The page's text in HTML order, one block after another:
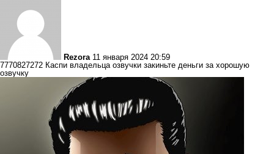
Rezora 11 января 2024 20:59
7770827272 Каспи владельца озвучки закиньте деньги за хорошую
озвучку